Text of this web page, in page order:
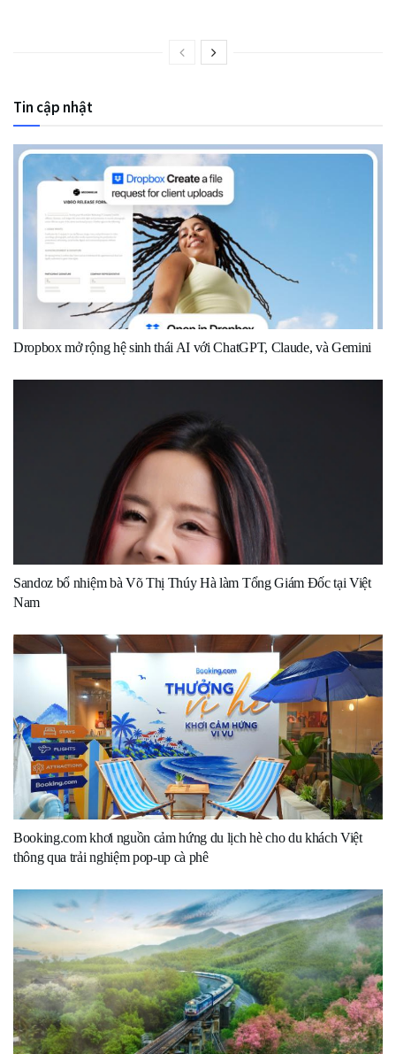
Tin cập nhật
Dropbox mở rộng hệ sinh thái AI với ChatGPT, Claude, và Gemini
Sandoz bổ nhiệm bà Võ Thị Thúy Hà làm Tổng Giám Đốc tại Việt
Nam
Booking.com khơi nguồn cảm hứng du lịch hè cho du khách Việt
thông qua trải nghiệm pop-up cà phê